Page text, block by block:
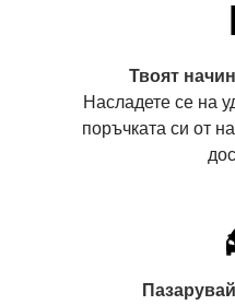
Твоят
Насладете се на
поръчката си от